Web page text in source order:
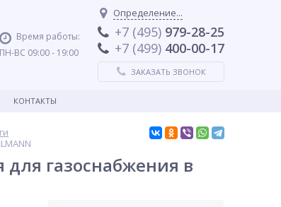
Время работы:
ПН-ВС 09:00 - 19:00
Определение...
+7 (495) 979-28-25
+7 (499) 400-00-17
ЗАКАЗАТЬ ЗВОНОК
КОНТАКТЫ
для газоснабжения в